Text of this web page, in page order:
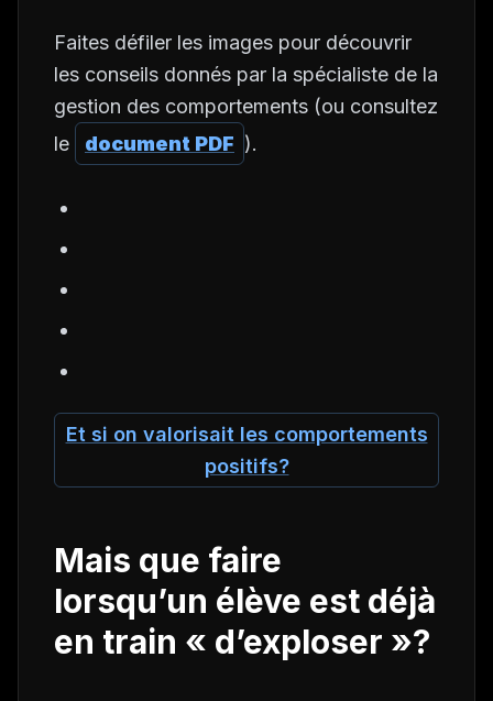
Faites défiler les images pour découvrir
les conseils donnés par la spécialiste de la
gestion des comportements (ou consultez
le
document PDF ).
Et si on valorisait les comportements
positifs?
Mais que faire
lorsqu’un élève est déjà
en train « d’exploser »?